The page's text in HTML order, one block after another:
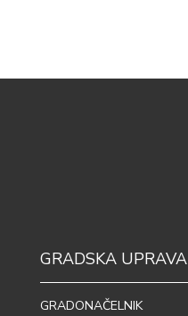
GRADSKA UPRAVA
GRADONAČELNIK